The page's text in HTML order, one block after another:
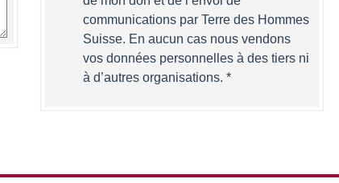
communications par Terre des Hommes
Suisse. En aucun cas nous vendons
vos données personnelles à des tiers ni
à d’autres organisations.